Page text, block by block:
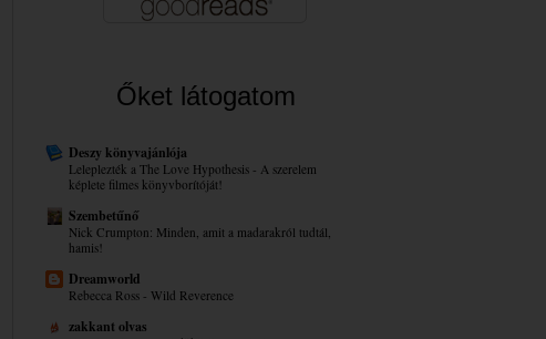
Őket látogatom
Deszy könyvajánlója
Leleplezték a The Love Hypothesis - A szerelem
képlete filmes könyvborítóját!
Szembetűnő
Nick Crumpton: Minden, amit a madarakról tudtál,
hamis!
Dreamworld
Rebecca Ross - Wild Reverence
zakkant olvas